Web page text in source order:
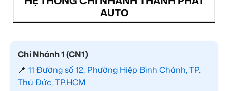
AUTO
Chi Nhánh 1 (CN1)
📍 11 Đường số 12, Phường Hiệp Bình Chánh, TP.
Thủ Đức, TP.HCM